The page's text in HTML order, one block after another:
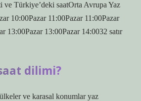
ve Türkiye’deki saatOrta Avrupa Yaz
10:00Pazar 11:00Pazar 11:00Pazar
13:00Pazar 13:00Pazar 14:0032 satır
dilimi?
ve karasal konumlar yaz